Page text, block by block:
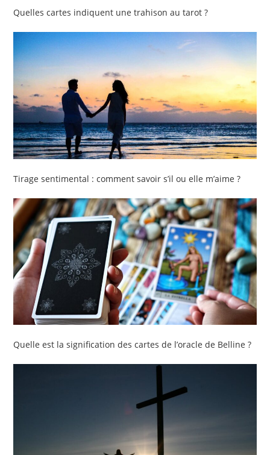
Quelles cartes indiquent une trahison au tarot ?
Tirage sentimental : comment savoir s’il ou elle m’aime ?
Quelle est la signification des cartes de l’oracle de Belline ?